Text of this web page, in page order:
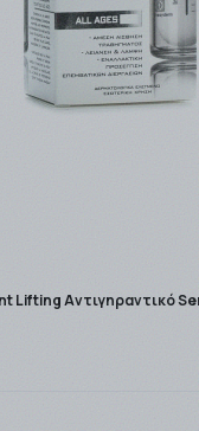
Lifting Αντιγηραντικό